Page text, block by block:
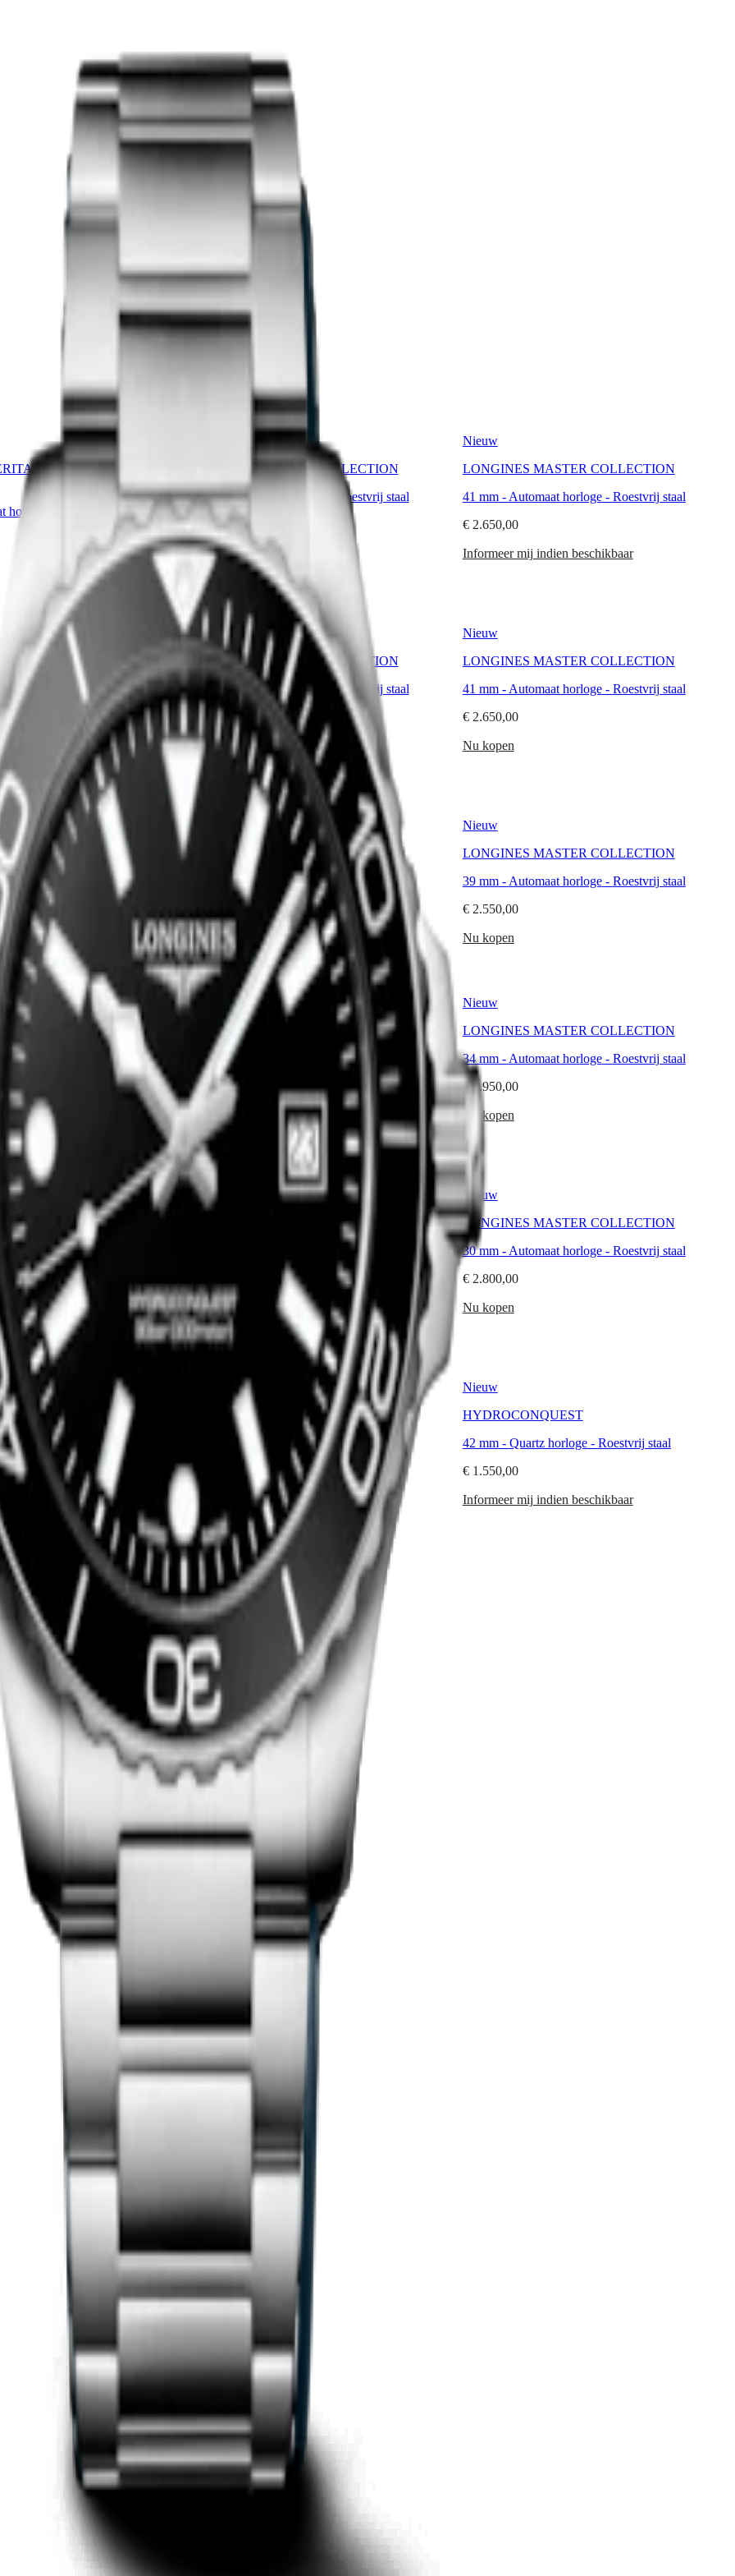
CENTRAL POWER
horloge
LONGINES MASTER COLLECTION
41 mm-Automaat horloge
Roestvrij staal
€ 2.650,00
Nu kopen
Nieuw
LONGINES MASTER COLLECTION
41 mm- Automaat horloge- Roestvrij staal
€ 2.650,00
Informeer mij indien beschikbaar
COLLECTION ARABIC
horloge
Roestvrij staal
Nieuw
LONGINES MASTER COLLECTION
41 mm -Automaat horloge
Roestvrij staal
€ 2.650,00
Nu kopen
Nieuw
LONGINES MASTER COLLECTION
41 mm- Automaat horloge- Roestvrij staal
€ 2.650,00
Nu kopen
COLLECTION
horloge-
Roestvrij staal
Nieuw
LONGINES MASTER COLLECTION
Automaat horloge- Roestvrij staal
Nu kopen
Nieuw
LONGINES MASTER COLLECTION
39 mm- Automaat horloge- Roestvrij staal
€ 2.550,00
Nu kopen
COLLECTION
horloge
Roestvrij staal en 18-
cap 200
Nieuw
LONGINES MASTER COLLECTION
34 mm
-Automaat horloge
Roestvrij staal
€ 2.950,00
Nu kopen
Nieuw
LONGINES MASTER COLLECTION
34 mm- Automaat horloge- Roestvrij staal
€ 2.950,00
Nu kopen
COLLECTION
horloge-Roestvrij staal en 18-
cap 200
Nieuw
LONGINES MASTER COLLECTION
Roestvrij staal en 18-
karaats geelgouden cap 200
€ 3.350,00
Nu kopen
Nieuw
LONGINES MASTER COLLECTION
30 mm- Automaat horloge- Roestvrij staal
€ 2.800,00
Nu kopen
COLLECTION
horloge -Roestvrij staal
HYDROCONQUEST
Quartz horloge-Roestvrij staal
€ 1.550,00
Nieuw
HYDROCONQUEST
42 mm- Quartz horloge- Roestvrij staal
€ 1.550,00
Informeer mij indien beschikbaar